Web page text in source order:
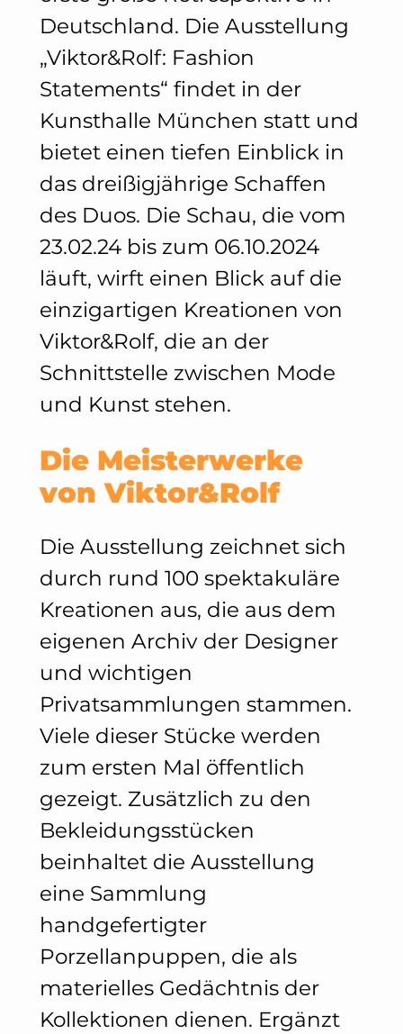
Deutschland. Die Ausstellung
„Viktor&Rolf: Fashion
Statements“ findet in der
Kunsthalle München statt und
bietet einen tiefen Einblick in
das dreißigjährige Schaffen
des Duos. Die Schau, die vom
23.02.24 bis zum 06.10.2024
läuft, wirft einen Blick auf die
einzigartigen Kreationen von
Viktor&Rolf, die an der
Schnittstelle zwischen Mode
und Kunst stehen.
Die Meisterwerke
von Viktor&Rolf
Die Ausstellung zeichnet sich
durch rund 100 spektakuläre
Kreationen aus, die aus dem
eigenen Archiv der Designer
und wichtigen
Privatsammlungen stammen.
Viele dieser Stücke werden
zum ersten Mal öffentlich
gezeigt. Zusätzlich zu den
Bekleidungsstücken
beinhaltet die Ausstellung
eine Sammlung
handgefertigter
Porzellanpuppen, die als
materielles Gedächtnis der
Kollektionen dienen. Ergänzt